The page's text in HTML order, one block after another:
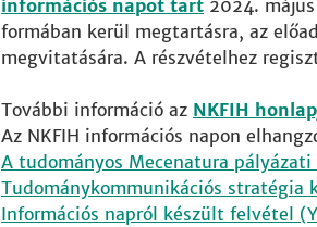
információs napot tart 2024.
formában kerül megtartásra, az
megvitatására. A részvételhez
További információ az NKFIH
Az NKFIH információs napon
A tudományos Mecenatura
Tudománykommunikációs stratégia
Információs napról készült felvétel